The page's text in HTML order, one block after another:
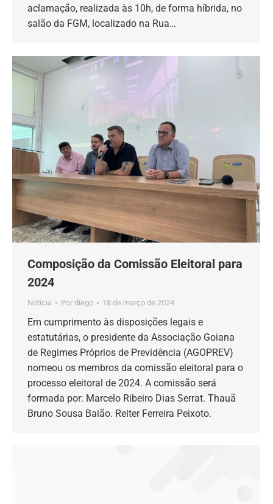
aclamação, realizada às 10h, de forma híbrida, no
salão da FGM, localizado na Rua…
Composição da Comissão Eleitoral para
2024
Notícia Por diego 18 de março de 2024
Em cumprimento às disposições legais e
estatutárias, o presidente da Associação Goiana
de Regimes Próprios de Previdência (AGOPREV)
nomeou os membros da comissão eleitoral para o
processo eleitoral de 2024. A comissão será
formada por: Marcelo Ribeiro Dias Serrat. Thauã
Bruno Sousa Baião. Reiter Ferreira Peixoto.